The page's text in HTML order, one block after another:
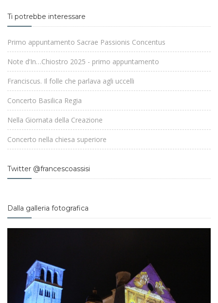
Ti potrebbe interessare
Primo appuntamento Sacrae Passionis Concentus
Note d’In…Chiostro 2025 - primo appuntamento
Franciscus. Il folle che parlava agli uccelli
Concerto Basilica Regia
Nella Giornata della Creazione
Concerto nella chiesa superiore
Twitter @francescoassisi
Dalla galleria fotografica